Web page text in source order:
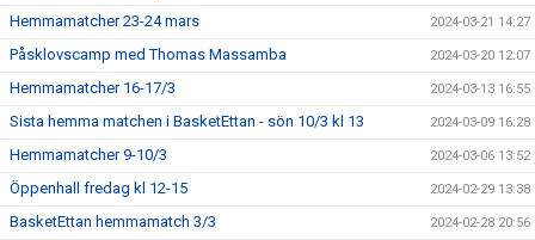
Hemmamatcher 23-24 mars 2024-03-21 14:27
Påsklovscamp med Thomas Massamba 2024-03-20 12:07
Hemmamatcher 16-17/3 2024-03-13 16:55
Sista hemma matchen i BasketEttan - sön 10/3 kl 13 2024-03-09 16:28
Hemmamatcher 9-10/3 2024-03-06 13:52
Öppenhall fredag kl 12-15 2024-02-29 13:38
BasketEttan hemmamatch 3/3 2024-02-28 20:56